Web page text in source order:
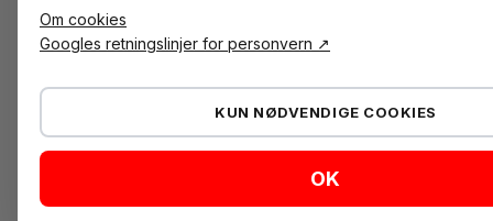
Om cookies
Googles retningslinjer for personvern ↗
KUN NØDVENDIGE COOKIES
OK